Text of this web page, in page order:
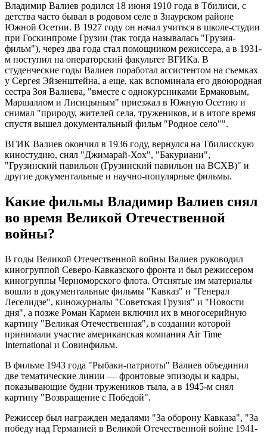
Владимир Валиев родился 18 июня 1910 года в Тбилиси, с
детства часто бывал в родовом селе в Знаурском районе
Южной Осетии. В 1927 году он начал учиться в школе-студии
при Госкинпроме Грузии (так тогда называлась "Грузия-
фильм"), через два года стал помощником режиссера, а в 1931-
м поступил на операторский факультет ВГИКа. В
студенческие годы Валиев поработал ассистентом на съемках
у Сергея Эйзенштейна, а еще, как вспоминала его двоюродная
сестра Зоя Валиева, "вместе с однокурсниками Ермаковым,
Маршаллом и Лисицыным" приезжал в Южную Осетию и
снимал "природу, жителей села, тружеников, и в итоге время
спустя вышел документальный фильм "Родное село"".
ВГИК Валиев окончил в 1936 году, вернулся на Тбилисскую
киностудию, снял "Джимарай-Хох", "Бакуриани",
"Грузинский павильон (Грузинский павильон на ВСХВ)" и
другие документальные и научно-популярные фильмы.
Какие фильмы Владимир Валиев снял
во время Великой Отечественной
войны?
В годы Великой Отечественной войны Валиев руководил
киногруппой Северо-Кавказского фронта и был режиссером
киногруппы Черноморского флота. Отснятые им материалы
вошли в документальные фильмы "Кавказ" и "Генерал
Леселидзе", киножурналы "Советская Грузия" и "Новости
дня", а позже Роман Кармен включил их в многосерийную
картину "Великая Отечественная", в создании которой
принимали участие американская компания Air Time
International и Совинфильм.
В фильме 1943 года "Рыбаки-патриоты" Валиев объединил
две тематические линии — фронтовые эпизоды и кадры,
показывающие будни тружеников тыла, а в 1945-м снял
картину "Возвращение с Победой".
Режиссер был награжден медалями "За оборону Кавказа", "За
победу над Германией в Великой Отечественной войне 1941-